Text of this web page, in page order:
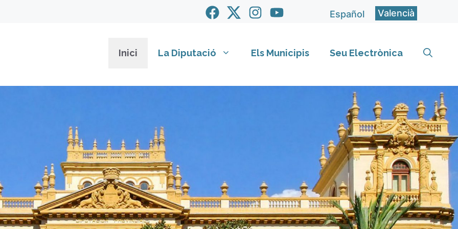
Español Valencià
Inici La Diputació Els Municipis Seu Electrònica